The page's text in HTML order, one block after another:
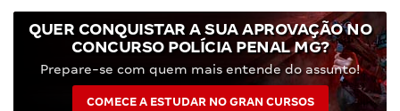
QUER CONQUISTAR A SUA APROVAÇÃO NO
CONCURSO POLÍCIA PENAL MG?
Prepare-se com quem mais entende do assunto!
COMECE A ESTUDAR NO GRAN CURSOS